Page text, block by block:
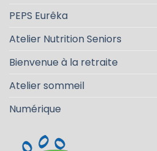
PEPS Eurêka
Atelier Nutrition Seniors
Bienvenue à la retraite
Atelier sommeil
Numérique